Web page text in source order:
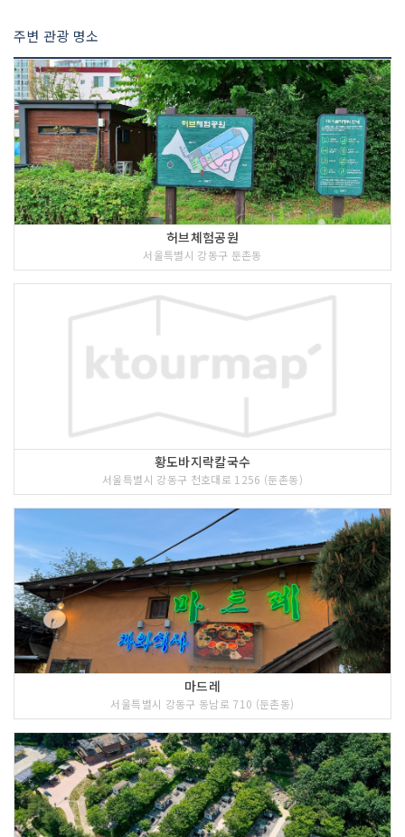
주변 관광 명소
허브체험공원
서울특별시 강동구 둔촌동
황도바지락칼국수
서울특별시 강동구 천호대로 1256 (둔촌동)
마드레
서울특별시 강동구 동남로 710 (둔촌동)